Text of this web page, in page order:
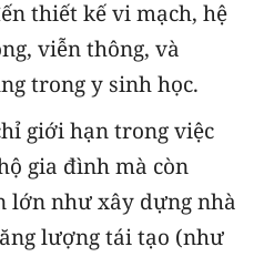
thiết kế vi mạch, hệ
viễn thông, và
trong y sinh học.
giới hạn trong việc
gia đình mà còn
lớn như xây dựng nhà
lượng tái tạo (như